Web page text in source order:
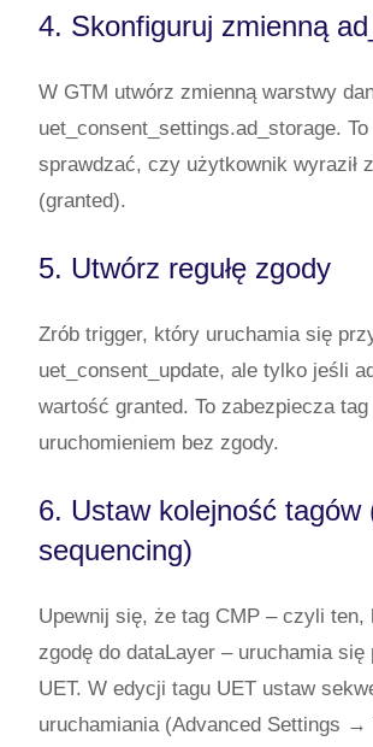
4. Skonfiguruj zmienną
W GTM utwórz zmienną warstwy
uet_consent_settings.ad_storage.
sprawdzać, czy użytkownik wyraził
(granted).
5. Utwórz regułę zgody
Zrób trigger, który uruchamia się
uet_consent_update, ale tylko jeśli
wartość granted. To zabezpiecza
uruchomieniem bez zgody.
6. Ustaw kolejność tagów
sequencing)
Upewnij się, że tag CMP – czyli ten,
zgodę do dataLayer – uruchamia się
UET. W edycji tagu UET ustaw
uruchamiania (Advanced Settings →